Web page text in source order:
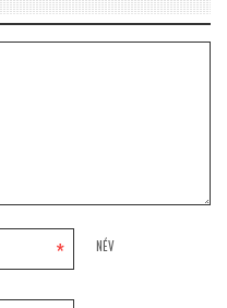
NÉV
*